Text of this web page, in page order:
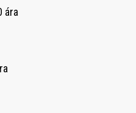
ára